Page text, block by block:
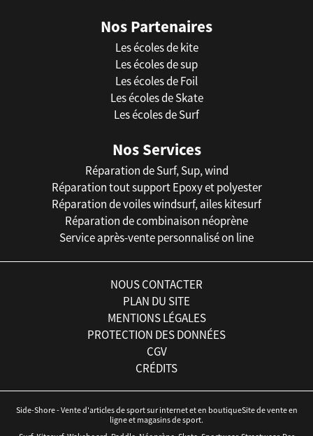
Nos Partenaires
Les écoles de kite
Les écoles de sup
Les écoles de Foil
Les écoles de Skate
Les écoles de Surf
Nos Services
Réparation de Surf, Sup, wind
Réparation tout support Epoxy et polyester
Réparation de voiles windsurf, ailes kitesurf
Réparation de combinaison néoprène
Service après-vente personnalisé on line
NOUS CONTACTER
PLAN DU SITE
MENTIONS LÉGALES
PROTECTION DES DONNÉES
CGV
CRÉDITS
Side-Shore - Vente d'articles de sport sur internet et en boutiqueSite de vente en
ligne et magasins de sport.